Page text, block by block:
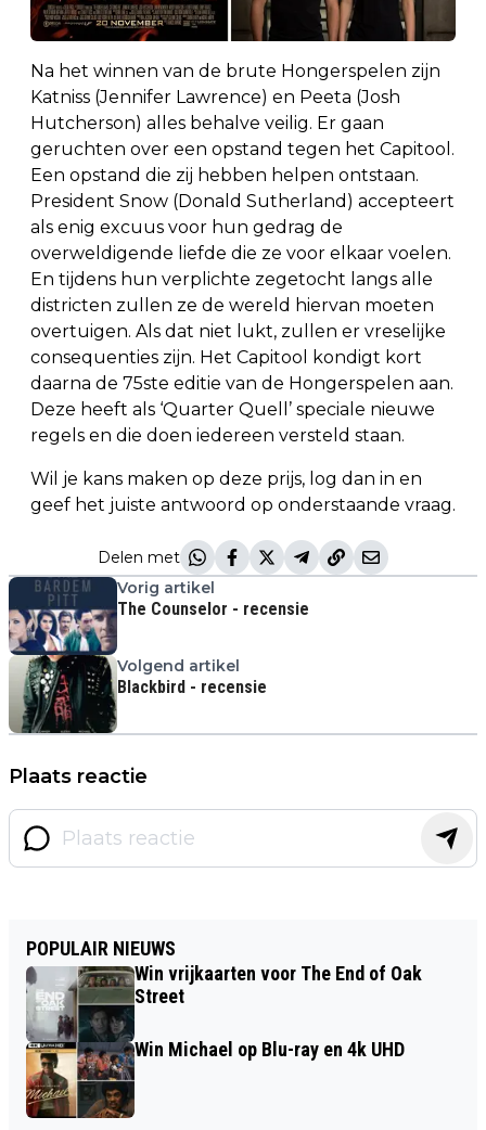
Na het winnen van de brute Hongerspelen zijn
Katniss (Jennifer Lawrence) en Peeta (Josh
Hutcherson) alles behalve veilig. Er gaan
geruchten over een opstand tegen het Capitool.
Een opstand die zij hebben helpen ontstaan.
President Snow (Donald Sutherland) accepteert
als enig excuus voor hun gedrag de
overweldigende liefde die ze voor elkaar voelen.
En tijdens hun verplichte zegetocht langs alle
districten zullen ze de wereld hiervan moeten
overtuigen. Als dat niet lukt, zullen er vreselijke
consequenties zijn. Het Capitool kondigt kort
daarna de 75ste editie van de Hongerspelen aan.
Deze heeft als ‘Quarter Quell’ speciale nieuwe
regels en die doen iedereen versteld staan.
Wil je kans maken op deze prijs, log dan in en
geef het juiste antwoord op onderstaande vraag.
Delen met
Vorig artikel
The Counselor - recensie
Volgend artikel
Blackbird - recensie
Plaats reactie
POPULAIR NIEUWS
Win vrijkaarten voor The End of Oak
Street
Win Michael op Blu-ray en 4k UHD